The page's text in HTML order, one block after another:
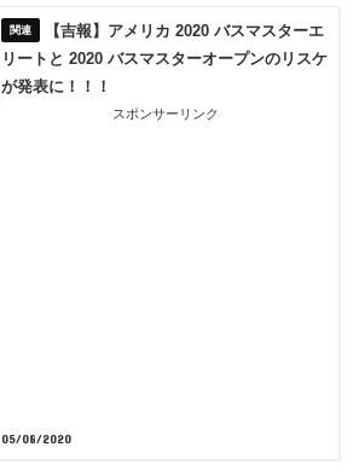
【吉報】アメリカ 2020 バスマスターエ
リートと 2020 バスマスターオープンのリスケ
が発表に！！！
スポンサーリンク
05/08/2020